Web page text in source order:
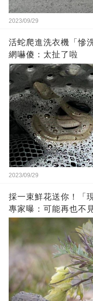
2023/09/29
活蛇爬進洗衣機「慘
網嚇傻：太扯了啦
2023/09/29
採一束鮮花送你！「
專家曝：可能再也不